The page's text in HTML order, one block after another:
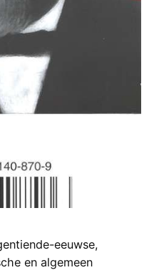
eeuwse,
en algemeen